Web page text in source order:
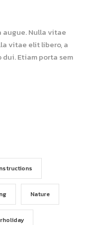
Nulla vitae
vitae elit libero, a
Etiam porta sem
Nature